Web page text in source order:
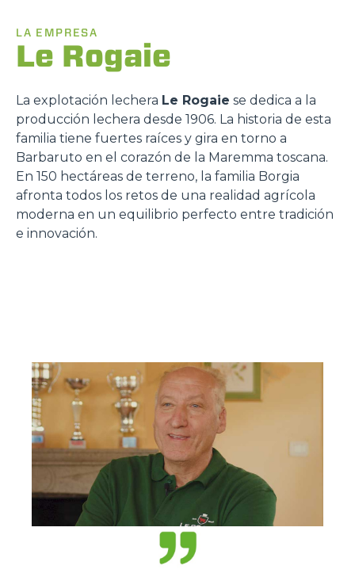
LA EMPRESA
Le Rogaie
La explotación lechera Le Rogaie se dedica a la
producción lechera desde 1906. La historia de esta
familia tiene fuertes raíces y gira en torno a
Barbaruto en el corazón de la Maremma toscana.
En 150 hectáreas de terreno, la familia Borgia
afronta todos los retos de una realidad agrícola
moderna en un equilibrio perfecto entre tradición
e innovación.